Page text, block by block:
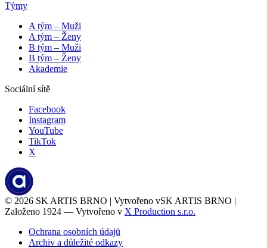
Týmy
A tým – Muži
A tým – Ženy
B tým – Muži
B tým – Ženy
Akademie
Sociální sítě
Facebook
Instagram
YouTube
TikTok
X
© 2026 SK ARTIS BRNO | Vytvořeno vSK ARTIS BRNO |
Založeno 1924 — Vytvořeno v X Production s.r.o.
Ochrana osobních údajů
Archiv a důležité odkazy